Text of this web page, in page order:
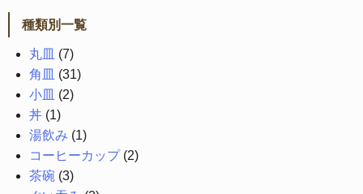
種類別一覧
丸皿 (7)
角皿 (31)
小皿 (2)
丼(1)
湯飲み (1)
コーヒーカップ(2)
茶碗(3)